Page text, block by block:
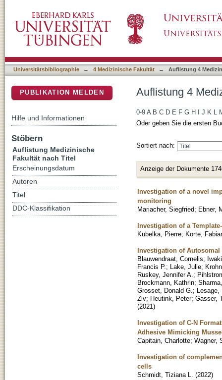
Universitätsbibliographie → 4 Medizinische Fakultät → Auflistung 4
Auflistung 4
0-9 A B C D E F G H J K L
Oder geben Sie die ersten
Sortiert nach:
Anzeige der Dokumente
Investigation of a novel
monitoring
Mariacher, Siegfried; Ebner,
Investigation of a
Kubelka, Pierre; Korte,
Investigation of Autosomal
Blauwendraat, Cornelis;
Francis P. ; Lake, Julie;
Ruskey, Jennifer A. ;
Brockmann, Kathrin;
Grosset, Donald G. ; Lesage,
Ziv; Heutink, Peter; Gasser,
(2021)
Investigation of C-N
Adhesive Mimicking
Capitain, Charlotte; Wagner,
Investigation of
cells
Schmidt, Tiziana L.
(2022)
PUBLIKATION MELDEN
Hilfe und Informationen
Stöbern
Auflistung Medizinische
Fakultät nach Titel
Erscheinungsdatum
Autoren
Titel
DDC-Klassifikation